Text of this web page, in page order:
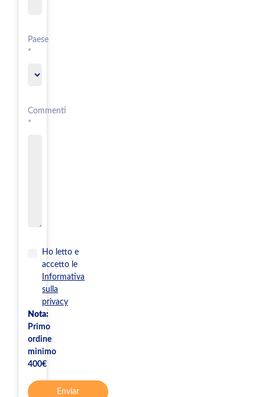
Paese
*
Commenti
*
Ho letto e
accetto le
Informativa
sulla
privacy
Nota:
Primo
ordine
minimo
400€
Enviar